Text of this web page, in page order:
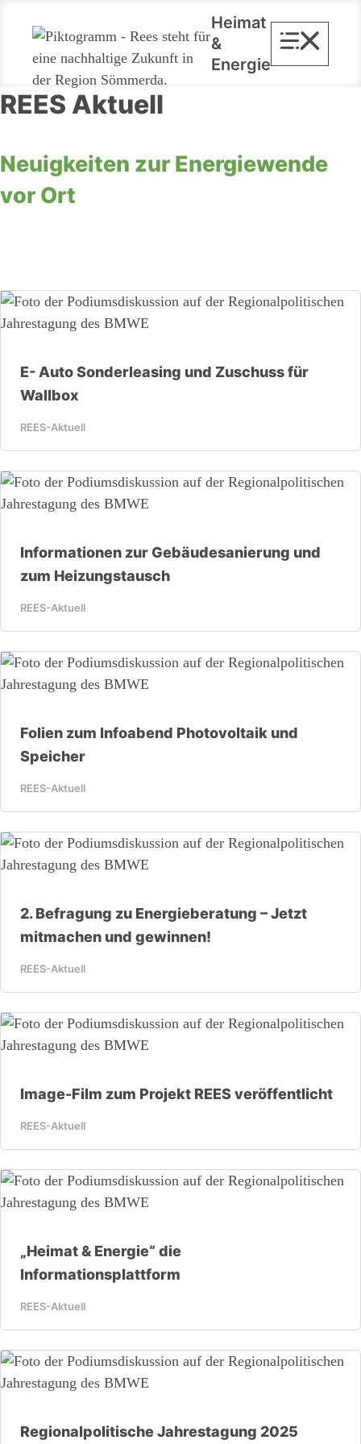
springen
Heimat
&
Energie
REES Aktuell
Neuigkeiten zur Energiewende
vor Ort
E- Auto Sonderleasing und Zuschuss für
Wallbox
REES-Aktuell
Informationen zur Gebäudesanierung und
zum Heizungstausch
REES-Aktuell
Folien zum Infoabend Photovoltaik und
Speicher
REES-Aktuell
2. Befragung zu Energieberatung – Jetzt
mitmachen und gewinnen!
REES-Aktuell
Image-Film zum Projekt REES veröffentlicht
REES-Aktuell
„Heimat & Energie“ die
Informationsplattform
REES-Aktuell
Regionalpolitische Jahrestagung 2025